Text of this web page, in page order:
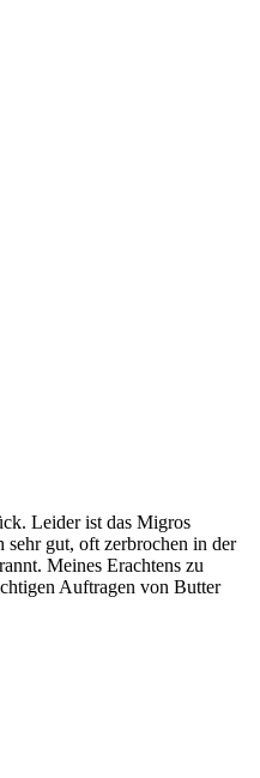
Leider ist das Migros
gut, oft zerbrochen in der
Meines Erachtens zu
Auftragen von Butter